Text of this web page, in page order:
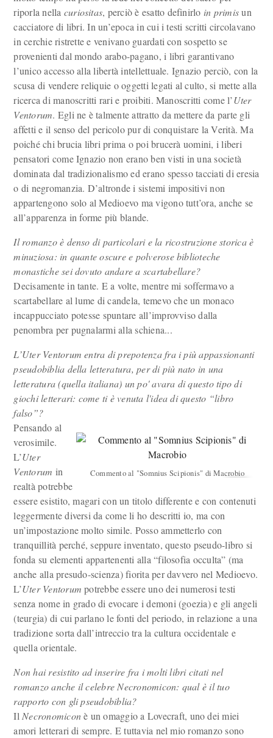
riporla nella curiositas, perciò è esatto definirlo in primisun
cacciatore di libri. In un’epoca in cui i testi scritti circolavano
in cerchie ristrette e venivano guardati con sospetto se
provenienti dal mondo arabo-pagano, i libri garantivano
l’unico accesso alla libertà intellettuale. Ignazio perciò, con la
scusa di vendere reliquie o oggetti legati al culto, si mette alla
ricerca di manoscritti rari e proibiti. Manoscritti come l’Uter
Ventorum. Egli ne è talmente attratto da mettere da parte gli
affetti e il senso del pericolo pur di conquistare la Verità. Ma
poiché chi brucia libri prima o poi brucerà uomini, i liberi
pensatori come Ignazio non erano ben visti in una società
dominata dal tradizionalismo ed erano spesso tacciati di eresia
o di negromanzia. D’altronde i sistemi impositivi non
appartengono solo al Medioevo ma vigono tutt’ora, anche se
all’apparenza in forme più blande.
Il romanzo è denso di particolari e la ricostruzione storica è
minuziosa: in quante oscure e polverose biblioteche
monastiche sei dovuto andare a scartabellare?
Decisamente in tante. E a volte, mentre mi soffermavo a
scartabellare al lume di candela, temevo che un monaco
incappucciato potesse spuntare all’improvviso dalla
penombra per pugnalarmi alla schiena...
L’Uter Ventorum entra di prepotenza fra i più appassionanti
pseudobiblia della letteratura, per di più nato in una
letteratura (quella italiana) un po' avara di questo tipo di
giochi letterari: come ti è venuta l'idea di questo “libro
falso”?
Commento al "Somnius Scipionis" di Macrobio
Pensando al
verosimile.
L’Uter
Ventorum in
realtà potrebbe
essere esistito, magari con un titolo differente e con contenuti
leggermente diversi da come li ho descritti io, ma con
un’impostazione molto simile. Posso ammetterlo con
tranquillità perché, seppure inventato, questo pseudo-libro si
fonda su elementi appartenenti alla “filosofia occulta” (ma
anche alla presudo-scienza) fiorita per davvero nel Medioevo.
L’Uter Ventorum potrebbe essere uno dei numerosi testi
senza nome in grado di evocare i demoni (goezia) e gli angeli
(teurgia) di cui parlano le fonti del periodo, in relazione a una
tradizione sorta dall’intreccio tra la cultura occidentale e
quella orientale.
Non hai resistito ad inserire fra i molti libri citati nel
romanzo anche il celebre Necronomicon: qual è il tuo
rapporto con gli pseudobiblia?
Il Necronomiconè un omaggio a Lovecraft, uno dei miei
amori letterari di sempre. E tuttavia nel mio romanzo sono